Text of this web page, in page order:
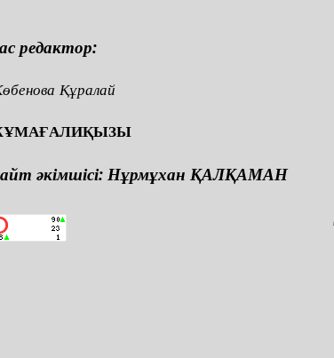
редактор:
Құралай
әкімшісі: Нұрмұхан ҚАЛҚАМАН